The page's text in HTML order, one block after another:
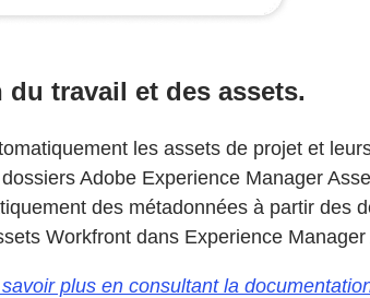
travail et des assets.
les assets de projet et
Adobe Experience Manager
des métadonnées à partir des
Workfront dans Experience
plus en consultant la